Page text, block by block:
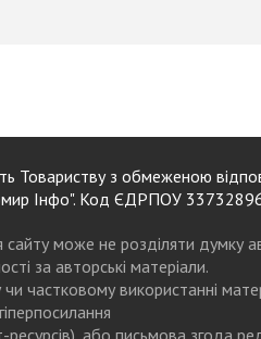
Товариству з обмеженою
Інфо". Код ЄДРПОУ
сайту може не розділяти думку
за авторські матеріали.
частковому використанні
ресурсів), або письмова згода